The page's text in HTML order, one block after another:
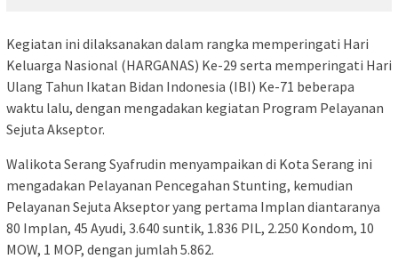
Kegiatan ini dilaksanakan dalam rangka memperingati Hari
Keluarga Nasional (HARGANAS) Ke-29 serta memperingati Hari
Ulang Tahun Ikatan Bidan Indonesia (IBI) Ke-71 beberapa
waktu lalu, dengan mengadakan kegiatan Program Pelayanan
Sejuta Akseptor.
Walikota Serang Syafrudin menyampaikan di Kota Serang ini
mengadakan Pelayanan Pencegahan Stunting, kemudian
Pelayanan Sejuta Akseptor yang pertama Implan diantaranya
80 Implan, 45 Ayudi, 3.640 suntik, 1.836 PIL, 2.250 Kondom, 10
MOW, 1 MOP, dengan jumlah 5.862.